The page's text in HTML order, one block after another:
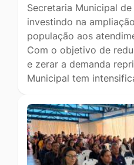
Secretaria Municipal de
investindo na
população aos
Com o objetivo de
e zerar a demanda
Municipal tem